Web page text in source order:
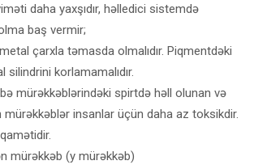
daha yaxşıdır, həlledici sistemdə
baş vermir;
çarxla təmasda olmalıdır. Piqmentdəki
korlamamalıdır.
mürəkkəblərindəki spirtdə həll olunan və
insanlar üçün daha az toksikdir.
mürəkkəb (y mürəkkəb)